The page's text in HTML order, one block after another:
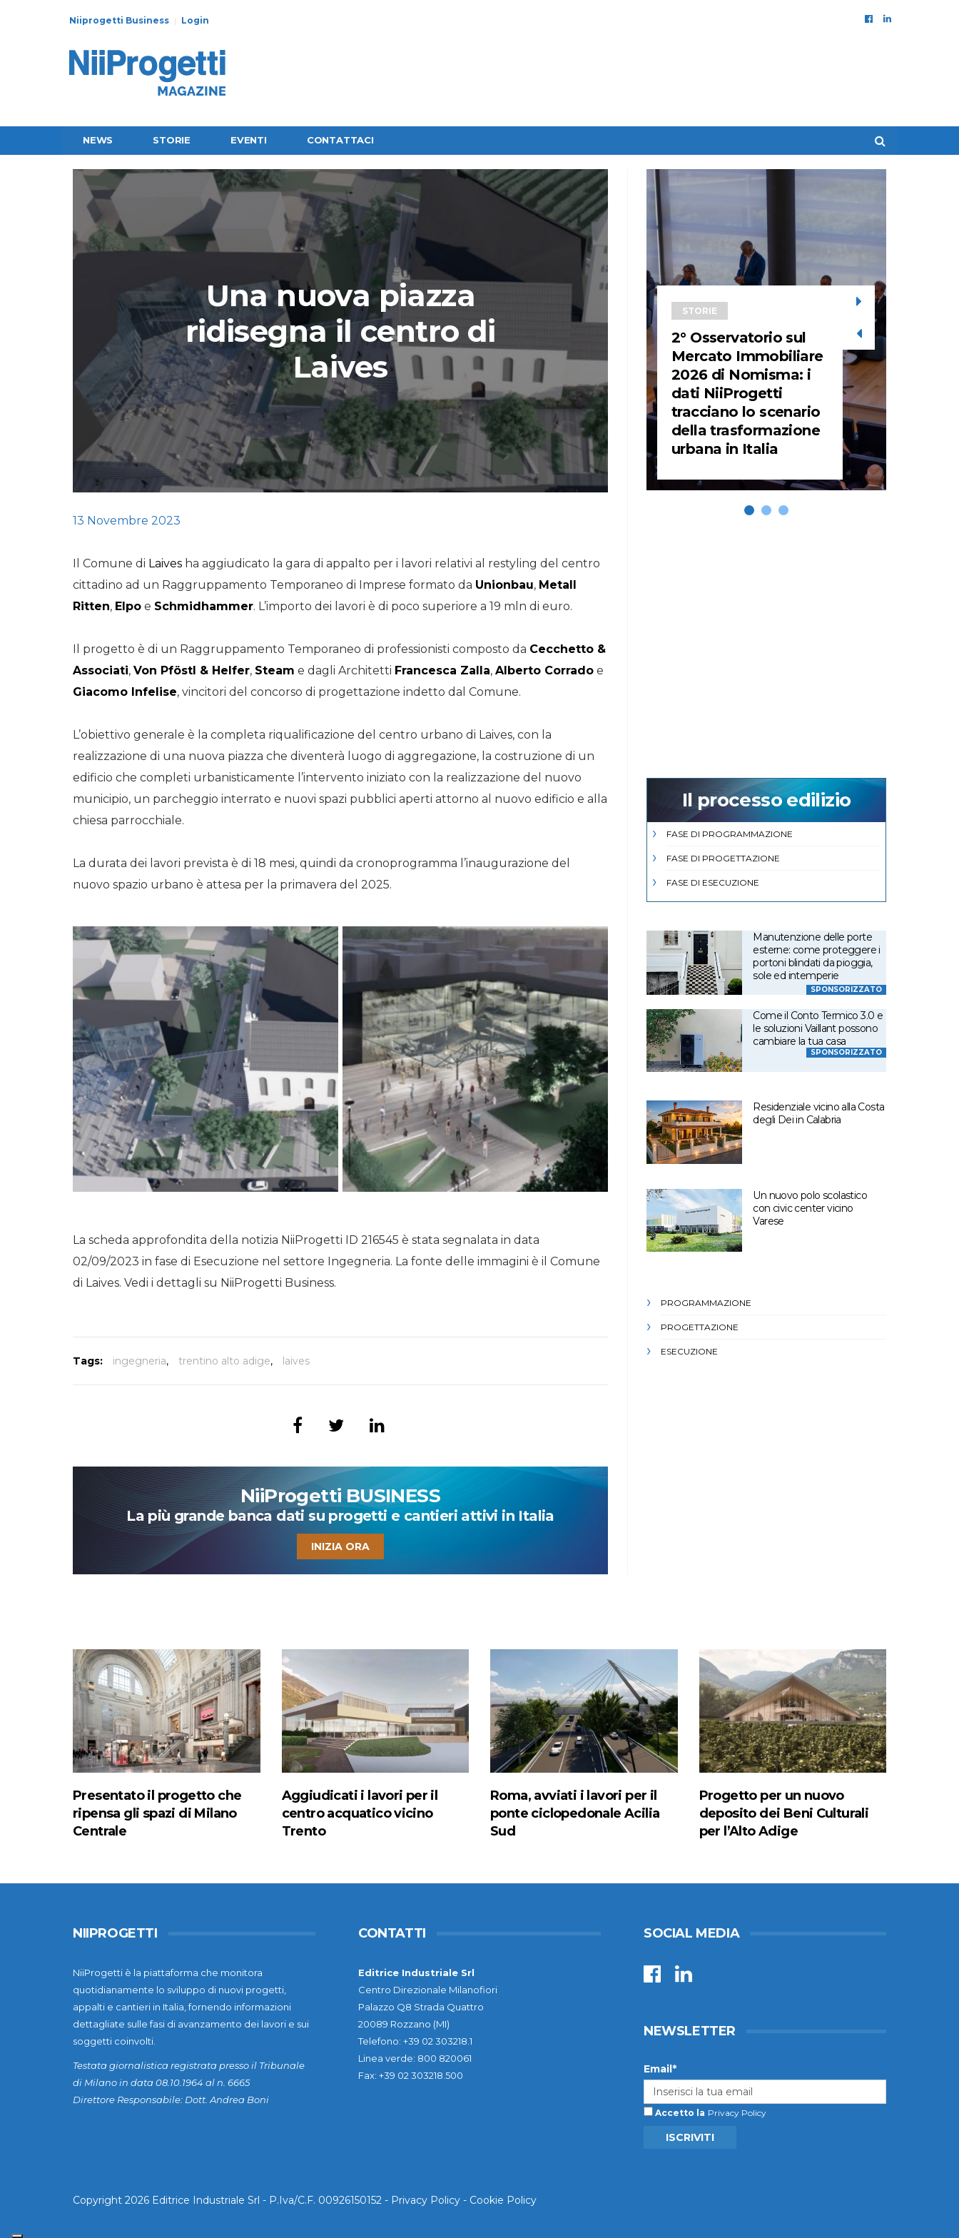
Niiprogetti Business Login
NEWS STORIE EVENTI CONTATTACI
Una nuova piazza
ridisegna il centro di
Laives
13 Novembre 2023
Il Comune di Laives ha aggiudicato la gara di appalto per i lavori relativi al restyling del centro
cittadino ad un Raggruppamento Temporaneo di Imprese formato da Unionbau, Metall
Ritten, Elpo e Schmidhammer. L’importo dei lavori è di poco superiore a 19 mln di euro.
Il progetto è di un Raggruppamento Temporaneo di professionisti composto da Cecchetto &
Associati, Von Pföstl & Helfer, Steam e dagli Architetti Francesca Zalla, Alberto Corrado e
Giacomo Infelise, vincitori del concorso di progettazione indetto dal Comune.
L’obiettivo generale è la completa riqualificazione del centro urbano di Laives, con la
realizzazione di una nuova piazza che diventerà luogo di aggregazione, la costruzione di un
edificio che completi urbanisticamente l’intervento iniziato con la realizzazione del nuovo
municipio, un parcheggio interrato e nuovi spazi pubblici aperti attorno al nuovo edificio e alla
chiesa parrocchiale.
La durata dei lavori prevista è di 18 mesi, quindi da cronoprogramma l’inaugurazione del
nuovo spazio urbano è attesa per la primavera del 2025.
La scheda approfondita della notizia NiiProgetti ID 216545 è stata segnalata in data
02/09/2023 in fase di Esecuzione nel settore Ingegneria. La fonte delle immagini è il Comune
di Laives. Vedi i dettagli su NiiProgetti Business.
Tags: ingegneria, trentino alto adige, laives
NiiProgetti BUSINESS
La più grande banca dati su progetti e cantieri attivi in Italia
INIZIA ORA
STORIE
URBAN
HEADQUARTERS. Il
video del terzo talk di
HEADQUARTERS
REMIX
STORIE
Urban Headquarters:
il workplace che
rigenera la città nel
nuovo talk di
NiiProgetti
STORIE
2° Osservatorio sul
Mercato Immobiliare
2026 di Nomisma: i
dati NiiProgetti
tracciano lo scenario
della trasformazione
urbana in Italia
Il processo edilizio
FASE DI PROGRAMMAZIONE
FASE DI PROGETTAZIONE
FASE DI ESECUZIONE
Manutenzione delle porte
esterne: come proteggere i
portoni blindati da pioggia,
sole ed intemperie
SPONSORIZZATO
Come il Conto Termico 3.0 e
le soluzioni Vaillant possono
cambiare la tua casa
SPONSORIZZATO
Residenziale vicino alla Costa
degli Dei in Calabria
Un nuovo polo scolastico
con civic center vicino
Varese
PROGRAMMAZIONE
PROGETTAZIONE
ESECUZIONE
Presentato il progetto che
ripensa gli spazi di Milano
Centrale
Aggiudicati i lavori per il
centro acquatico vicino
Trento
Roma, avviati i lavori per il
ponte ciclopedonale Acilia
Sud
Progetto per un nuovo
deposito dei Beni Culturali
per l’Alto Adige
NIIPROGETTI
NiiProgetti è la piattaforma che monitora
quotidianamente lo sviluppo di nuovi progetti,
appalti e cantieri in Italia, fornendo informazioni
dettagliate sulle fasi di avanzamento dei lavori e sui
soggetti coinvolti.
Testata giornalistica registrata presso il Tribunale
di Milano in data 08.10.1964 al n. 6665
Direttore Responsabile: Dott. Andrea Boni
CONTATTI
Editrice Industriale Srl
Centro Direzionale Milanofiori
Palazzo Q8 Strada Quattro
20089 Rozzano (MI)
Telefono: +39 02 303218.1
Linea verde: 800 820061
Fax: +39 02 303218.500
SOCIAL MEDIA
NEWSLETTER
Email*
Accetto la Privacy Policy
ISCRIVITI
Copyright 2026 Editrice Industriale Srl - P.Iva/C.F. 00926150152 - Privacy Policy - Cookie Policy